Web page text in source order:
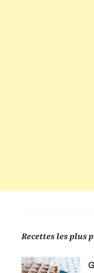
Recettes les plus